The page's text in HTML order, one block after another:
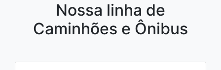
Nossa linha de
Caminhões e Ônibus